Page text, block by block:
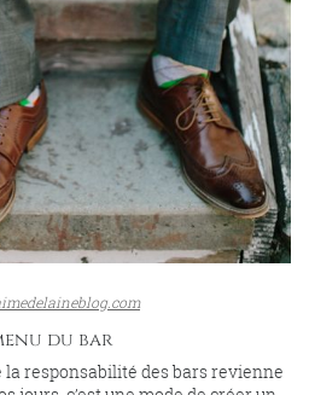
du bar
la responsabilité des bars revienne